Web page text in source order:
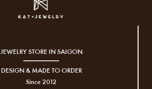
JEWELRY STORE IN SAIGON
DESIGN & MADE TO ORDER
Since 2012